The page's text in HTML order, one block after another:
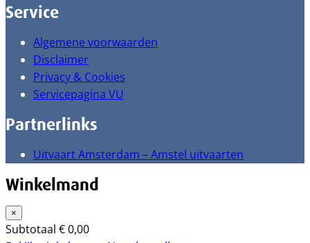
Service
Algemene voorwaarden
Disclaimer
Privacy & Cookies
Servicepagina VU
Partnerlinks
Uitvaart Amsterdam – Amstel uitvaarten
Winkelmand
×
Subtotaal €0,00